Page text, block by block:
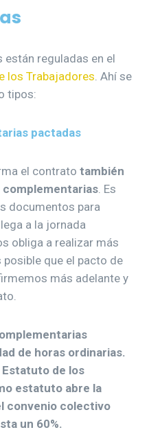
reguladas en el
los Trabajadores. Ahí se
tipos:
pactadas
el contrato también
. Es
documentos para
a la jornada
obliga a realizar más
posible que el pacto de
más adelante y
de horas ordinarias.
Estatuto de los
estatuto abre la
convenio colectivo
un 60%.